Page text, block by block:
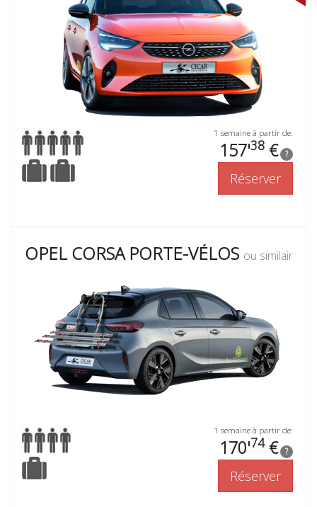
1 semaine à partir de:
157'38 € ?
Réserver
OPEL CORSA PORTE-VÉLOS ou similaire
1 semaine à partir de:
170'74€ ?
Réserver